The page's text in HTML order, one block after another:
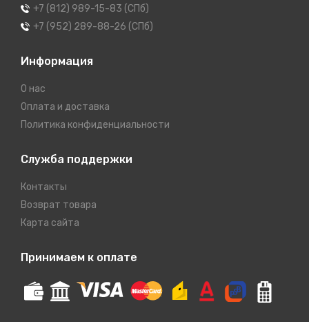
+7 (812) 989-15-83 (СПб)
+7 (952) 289-88-26 (СПб)
Информация
О нас
Оплата и доставка
Политика конфиденциальности
Служба поддержки
Контакты
Возврат товара
Карта сайта
Принимаем к оплате